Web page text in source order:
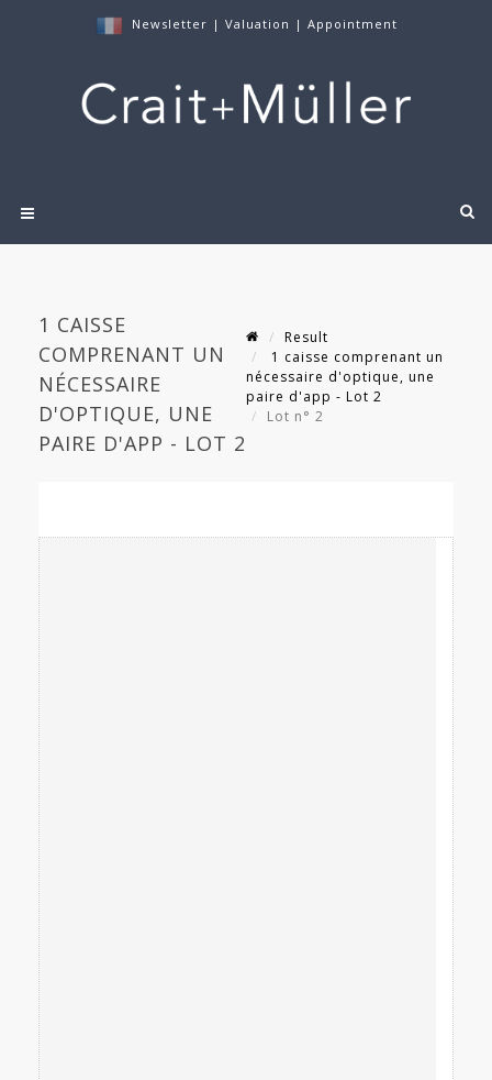
Newsletter | Valuation | Appointment
1 CAISSE
COMPRENANT UN
NÉCESSAIRE
D'OPTIQUE, UNE
PAIRE D'APP - LOT 2
Result
1 caisse comprenant un
nécessaire d'optique, une
paire d'app - Lot 2
Lot n° 2